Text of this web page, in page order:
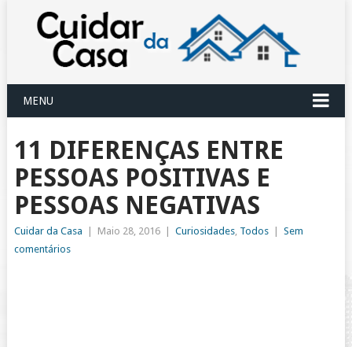
MENU
11 DIFERENÇAS ENTRE
PESSOAS POSITIVAS E
PESSOAS NEGATIVAS
Cuidar da Casa Maio 28, 2016 Curiosidades, Todos
Sem
comentários